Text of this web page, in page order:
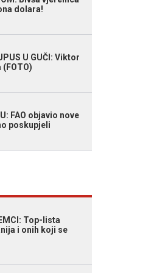
dolara!
U GUČI: Viktor
FAO objavio nove
poskupjeli
Top-lista
i onih koji se